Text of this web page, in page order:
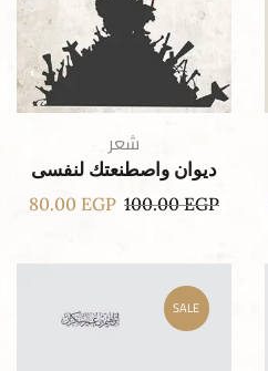
شعر
ديوان واصطنعتك لنفسى
100.00EGP
80.00 EGP
SALE